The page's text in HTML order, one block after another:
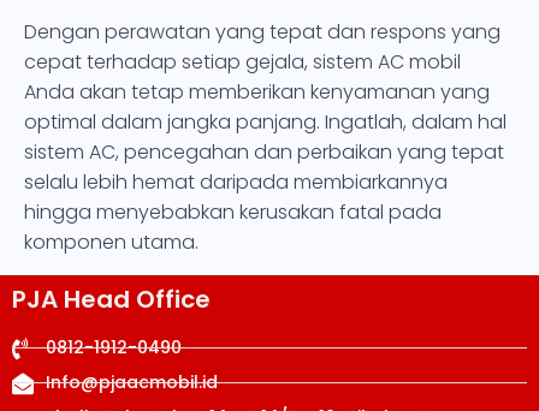
Dengan perawatan yang tepat dan respons yang
cepat terhadap setiap gejala, sistem AC mobil
Anda akan tetap memberikan kenyamanan yang
optimal dalam jangka panjang. Ingatlah, dalam hal
sistem AC, pencegahan dan perbaikan yang tepat
selalu lebih hemat daripada membiarkannya
hingga menyebabkan kerusakan fatal pada
komponen utama.
PJA Head Office
0812-1912-0490
Info@pjaacmobil.id